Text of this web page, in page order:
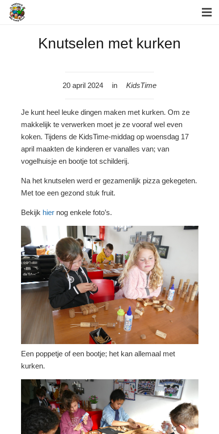
Knutselen met kurken
20 april 2024 in KidsTime
Je kunt heel leuke dingen maken met kurken. Om ze
makkelijk te verwerken moet je ze vooraf wel even
koken. Tijdens de KidsTime-middag op woensdag 17
april maakten de kinderen er vanalles van; van
vogelhuisje en bootje tot schilderij.
Na het knutselen werd er gezamenlijk pizza gekegeten.
Met toe een gezond stuk fruit.
Bekijk hier nog enkele foto’s.
Een poppetje of een bootje; het kan allemaal met
kurken.